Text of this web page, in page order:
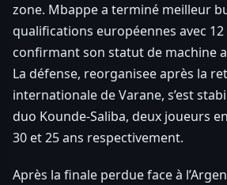
zone. Mbappe a terminé meilleur
qualifications européennes avec
confirmant son statut de machine
La défense, reorganisee après la
internationale de Varane, s’est
duo Kounde-Saliba, deux joueurs
30 et 25 ans respectivement.
Après la finale perdue face à